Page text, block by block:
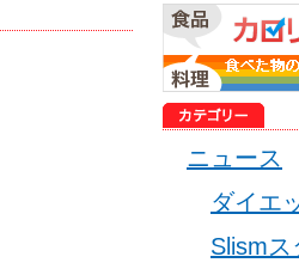
ニュース
ダイエ
Slism